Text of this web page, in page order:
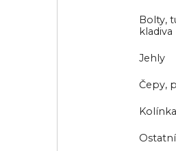
Bolty,
kladiva
Jehly
Čepy,